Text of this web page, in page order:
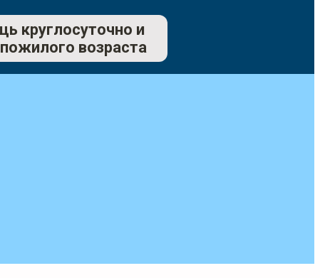
круглосуточно и
возраста